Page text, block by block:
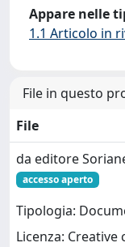
Appare nelle
1.1 Articolo in
File in questo
File
da editore
accesso aperto
Tipologia:
Licenza: Creative